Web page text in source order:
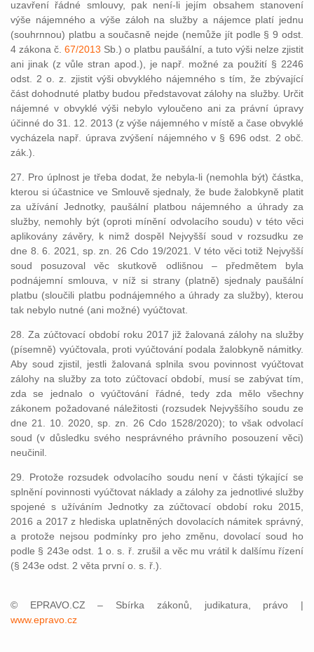
uzavření řádné smlouvy, pak není-li jejím obsahem stanovení
výše nájemného a výše záloh na služby a nájemce platí jednu
(souhrnnou) platbu a současně nejde (nemůže jít podle § 9 odst.
4 zákona č.67/2013 Sb.) o platbu paušální, a tuto výši nelze zjistit
ani jinak (z vůle stran apod.), je např. možné za použití § 2246
odst. 2 o. z. zjistit výši obvyklého nájemného s tím, že zbývající
část dohodnuté platby budou představovat zálohy na služby. Určit
nájemné v obvyklé výši nebylo vyloučeno ani za právní úpravy
účinné do 31. 12. 2013 (z výše nájemného v místě a čase obvyklé
vycházela např. úprava zvýšení nájemného v § 696 odst. 2 obč.
zák.).
27. Pro úplnost je třeba dodat, že nebyla-li (nemohla být) částka,
kterou si účastnice ve Smlouvě sjednaly, že bude žalobkyně platit
za užívání Jednotky, paušální platbou nájemného a úhrady za
služby, nemohly být (oproti mínění odvolacího soudu) v této věci
aplikovány závěry, k nimž dospěl Nejvyšší soud v rozsudku ze
dne 8. 6. 2021, sp. zn. 26 Cdo 19/2021. V této věci totiž Nejvyšší
soud posuzoval věc skutkově odlišnou – předmětem byla
podnájemní smlouva, v níž si strany (platně) sjednaly paušální
platbu (sloučili platbu podnájemného a úhrady za služby), kterou
tak nebylo nutné (ani možné) vyúčtovat.
28. Za zúčtovací období roku 2017 již žalovaná zálohy na služby
(písemně) vyúčtovala, proti vyúčtování podala žalobkyně námitky.
Aby soud zjistil, jestli žalovaná splnila svou povinnost vyúčtovat
zálohy na služby za toto zúčtovací období, musí se zabývat tím,
zda se jednalo o vyúčtování řádné, tedy zda mělo všechny
zákonem požadované náležitosti (rozsudek Nejvyššího soudu ze
dne 21. 10. 2020, sp. zn. 26 Cdo 1528/2020); to však odvolací
soud (v důsledku svého nesprávného právního posouzení věci)
neučinil.
29. Protože rozsudek odvolacího soudu není v části týkající se
splnění povinnosti vyúčtovat náklady a zálohy za jednotlivé služby
spojené s užíváním Jednotky za zúčtovací období roku 2015,
2016 a 2017 z hlediska uplatněných dovolacích námitek správný,
a protože nejsou podmínky pro jeho změnu, dovolací soud ho
podle § 243e odst. 1 o. s. ř. zrušil a věc mu vrátil k dalšímu řízení
(§ 243e odst. 2 věta první o. s. ř.).
© EPRAVO.CZ – Sbírka zákonů, judikatura, právo |
www.epravo.cz